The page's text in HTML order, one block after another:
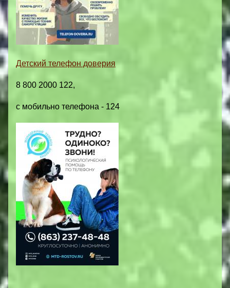
Детский телефон доверия
8 800 2000 122,
с мобильно телефона - 124